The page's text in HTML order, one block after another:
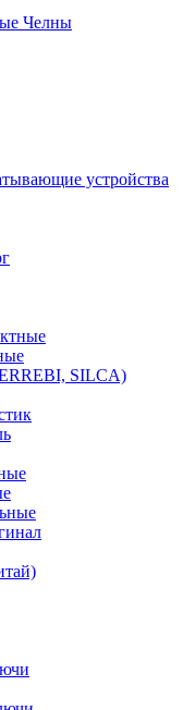
Челны
устройства
SILCA)